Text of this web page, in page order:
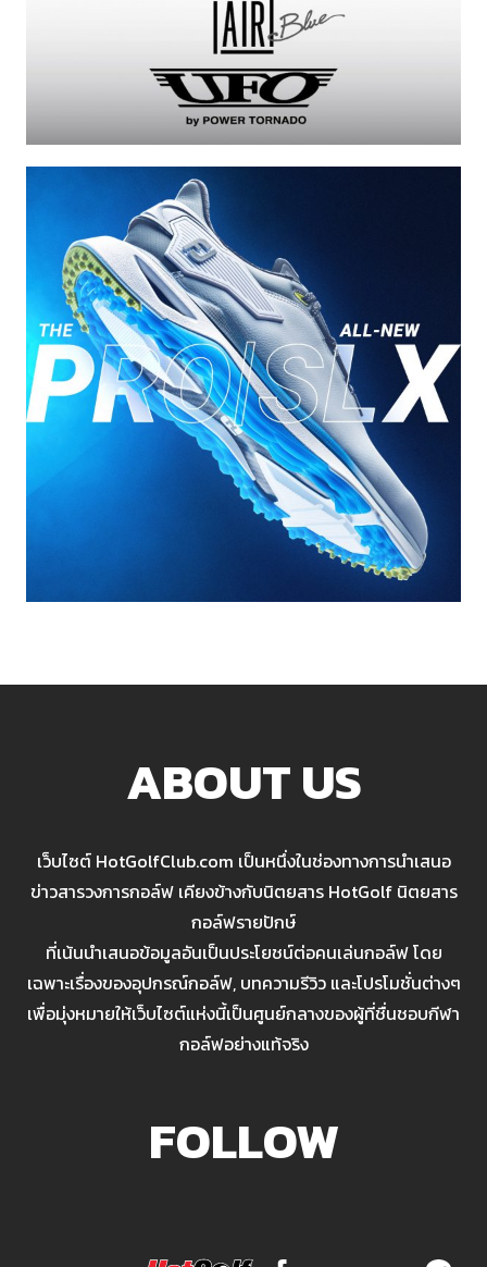
ABOUT US
เว็บไซต์ HotGolfClub.com เป็นหนึ่งในช่องทางการนำเสนอ
ข่าวสารวงการกอล์ฟ เคียงข้างกับนิตยสาร HotGolf นิตยสาร
กอล์ฟรายปักษ์
ที่เน้นนำเสนอข้อมูลอันเป็นประโยชน์ต่อคนเล่นกอล์ฟ โดย
เฉพาะเรื่องของอุปกรณ์กอล์ฟ, บทความรีวิว และโปรโมชั่นต่างๆ
เพื่อมุ่งหมายให้เว็บไซต์แห่งนี้เป็นศูนย์กลางของผู้ที่ชื่นชอบกีฬา
กอล์ฟอย่างแท้จริง
FOLLOW